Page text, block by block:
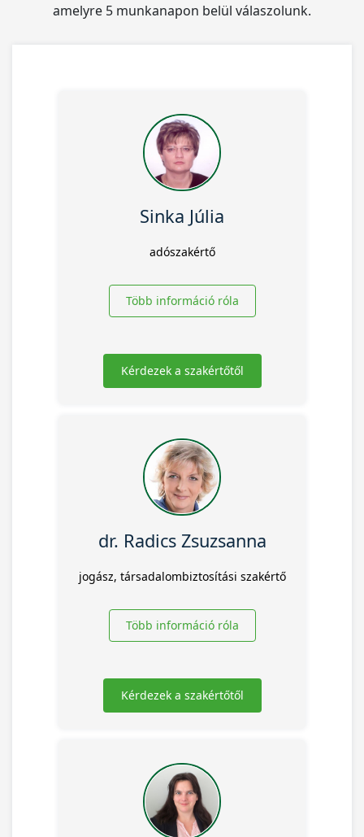
amelyre 5 munkanapon belül válaszolunk.
Sinka Júlia
adószakértő
Több információ róla
Kérdezek a szakértőtől
dr. Radics Zsuzsanna
jogász, társadalombiztosítási szakértő
Több információ róla
Kérdezek a szakértőtől